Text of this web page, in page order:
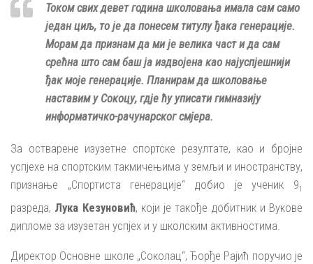
Током свих девет година школовања имала сам само
један циљ, то је да понесем титулу ђака генерације.
Морам да признам да ми је велика част и да сам
срећна што сам баш ја издвојена као најуспјешнији
ђак моје генерације. Планирам да школовање
наставим у Сокоцу, гдје ћу уписати гимназију
информатичко-рачунарског смјера.
За остварене изузетне спортске резултате, као и бројне
успјехе на спортским такмичењима у земљи и иностранству,
признање „Спортиста генерације“ добио је ученик 91
разреда, Лука Кезуновић, који је такође добитник и Вукове
дипломе за изузетан успјех и у школским активностима.
Директор Основне школе „Соколац“, Ђорђе Рајић поручио је